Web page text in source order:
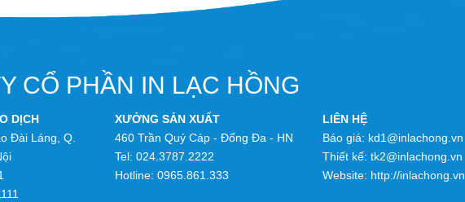
CỔ PHẦN IN LẠC HỒNG
DỊCH
Đài Láng, Q.
XƯỞNG SẢN XUẤT
460 Trần Quý Cáp - Đống Đa - HN
Tel: 024.3787.2222
Hotline: 0965.861.333
LIÊN HỆ
Báo giá: kd1@inlachong.vn
Thiết kế: tk2@inlachong.vn
Website: http://inlachong.vn